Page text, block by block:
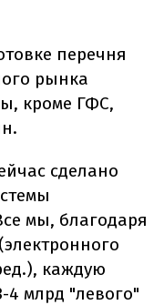
перечня
рынка
кроме ГФС,
сделано
мы, благодаря
каждую
4 млрд "левого"